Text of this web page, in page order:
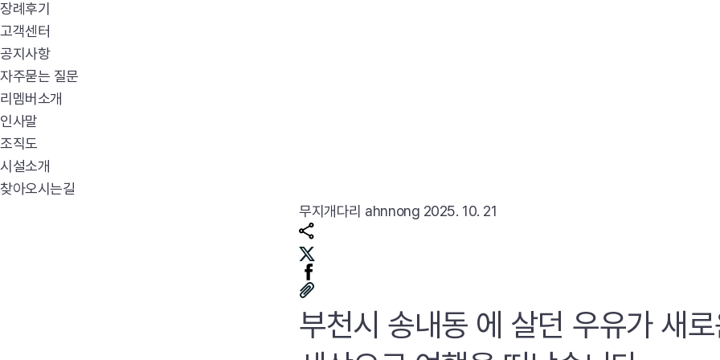
장례후기
고객센터
공지사항
자주묻는 질문
리멤버소개
인사말
조직도
시설소개
찾아오시는길
무지개다리 ahnnong 2025. 10. 21
부천시 송내동 에 살던 우유가 새